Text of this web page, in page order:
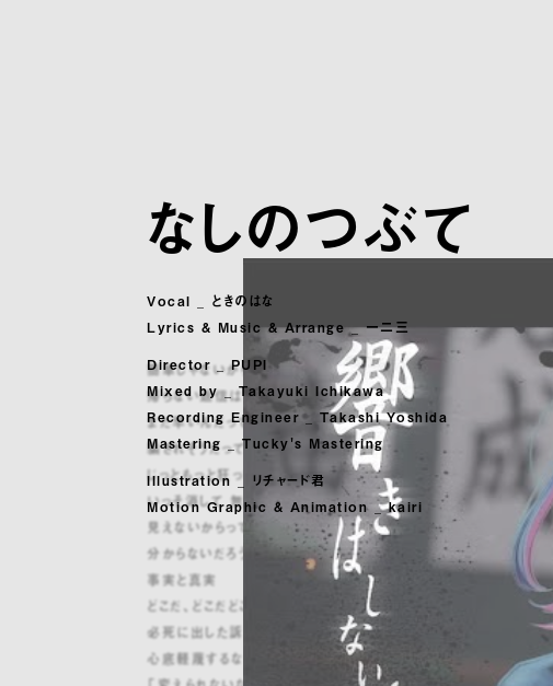
なしのつぶて
Vocal _ ときのはな
Lyrics & Music & Arrange _ 一二三
Director _ PUPI
Mixed by _ Takayuki Ichikawa
Recording Engineer _ Takashi Yoshida
Mastering _ Tucky's Mastering
Illustration _ リチャード君
Motion Graphic & Animation _ kairi
簡単じゃないから悩ましい
帰らない返信はもどかしい
まだ早いんだって
騙されそうだって
じっともっと狂って
いっそ消して 無礼な想像でもすれば？
見えないからって知らん振りすんな
分からないだろうって 放っとくなよ
事実と真実
どこだ、どこだどこにやった？
必死に出した訴え、まさかすぐに消しちまった？
心底軽蔑するな